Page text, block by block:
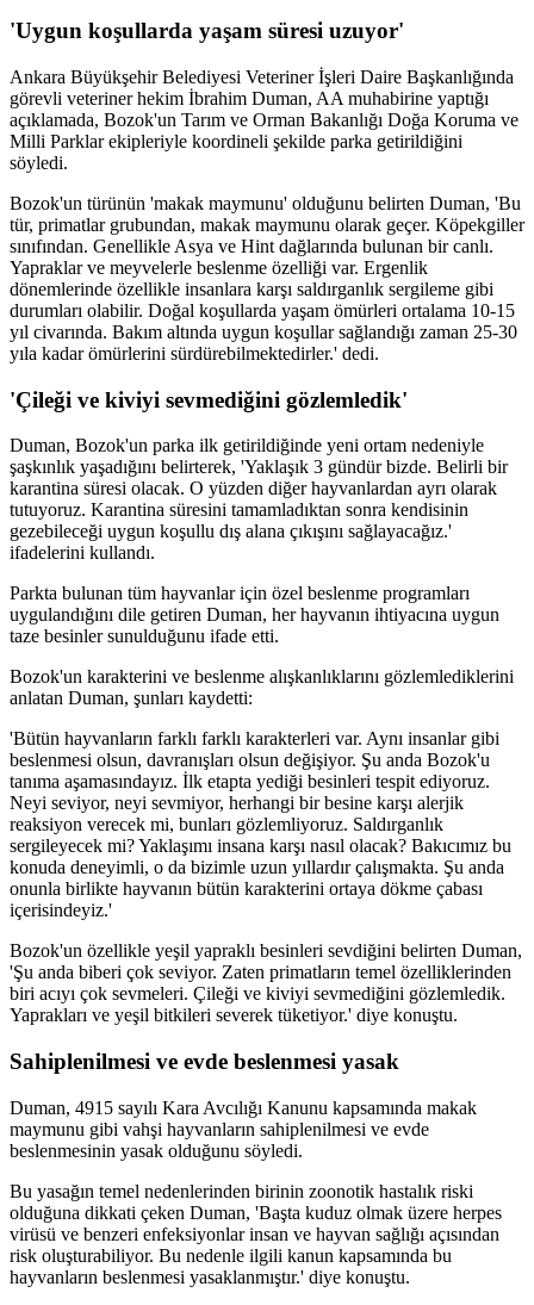
'Uygun koşullarda yaşam süresi uzuyor'
Ankara Büyükşehir Belediyesi Veteriner İşleri Daire Başkanlığında
görevli veteriner hekim İbrahim Duman, AA muhabirine yaptığı
açıklamada, Bozok'un Tarım ve Orman Bakanlığı Doğa Koruma ve
Milli Parklar ekipleriyle koordineli şekilde parka getirildiğini
söyledi.
Bozok'un türünün 'makak maymunu' olduğunu belirten Duman, 'Bu
tür, primatlar grubundan, makak maymunu olarak geçer. Köpekgiller
sınıfından. Genellikle Asya ve Hint dağlarında bulunan bir canlı.
Yapraklar ve meyvelerle beslenme özelliği var. Ergenlik
dönemlerinde özellikle insanlara karşı saldırganlık sergileme gibi
durumları olabilir. Doğal koşullarda yaşam ömürleri ortalama 10-15
yıl civarında. Bakım altında uygun koşullar sağlandığı zaman 25-30
yıla kadar ömürlerini sürdürebilmektedirler.' dedi.
'Çileği ve kiviyi sevmediğini gözlemledik'
Duman, Bozok'un parka ilk getirildiğinde yeni ortam nedeniyle
şaşkınlık yaşadığını belirterek, 'Yaklaşık 3 gündür bizde. Belirli bir
karantina süresi olacak. O yüzden diğer hayvanlardan ayrı olarak
tutuyoruz. Karantina süresini tamamladıktan sonra kendisinin
gezebileceği uygun koşullu dış alana çıkışını sağlayacağız.'
ifadelerini kullandı.
Parkta bulunan tüm hayvanlar için özel beslenme programları
uygulandığını dile getiren Duman, her hayvanın ihtiyacına uygun
taze besinler sunulduğunu ifade etti.
Bozok'un karakterini ve beslenme alışkanlıklarını gözlemlediklerini
anlatan Duman, şunları kaydetti:
'Bütün hayvanların farklı farklı karakterleri var. Aynı insanlar gibi
beslenmesi olsun, davranışları olsun değişiyor. Şu anda Bozok'u
tanıma aşamasındayız. İlk etapta yediği besinleri tespit ediyoruz.
Neyi seviyor, neyi sevmiyor, herhangi bir besine karşı alerjik
reaksiyon verecek mi, bunları gözlemliyoruz. Saldırganlık
sergileyecek mi? Yaklaşımı insana karşı nasıl olacak? Bakıcımız bu
konuda deneyimli, o da bizimle uzun yıllardır çalışmakta. Şu anda
onunla birlikte hayvanın bütün karakterini ortaya dökme çabası
içerisindeyiz.'
Bozok'un özellikle yeşil yapraklı besinleri sevdiğini belirten Duman,
'Şu anda biberi çok seviyor. Zaten primatların temel özelliklerinden
biri acıyı çok sevmeleri. Çileği ve kiviyi sevmediğini gözlemledik.
Yaprakları ve yeşil bitkileri severek tüketiyor.' diye konuştu.
Sahiplenilmesi ve evde beslenmesi yasak
Duman, 4915 sayılı Kara Avcılığı Kanunu kapsamında makak
maymunu gibi vahşi hayvanların sahiplenilmesi ve evde
beslenmesinin yasak olduğunu söyledi.
Bu yasağın temel nedenlerinden birinin zoonotik hastalık riski
olduğuna dikkati çeken Duman, 'Başta kuduz olmak üzere herpes
virüsü ve benzeri enfeksiyonlar insan ve hayvan sağlığı açısından
risk oluşturabiliyor. Bu nedenle ilgili kanun kapsamında bu
hayvanların beslenmesi yasaklanmıştır.' diye konuştu.